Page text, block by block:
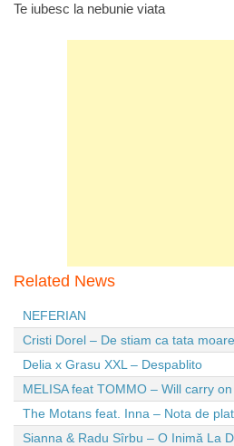
Te iubesc la nebunie viata
Related News
NEFERIAN
Cristi Dorel – De stiam ca tata moare
Delia x Grasu XXL – Despablito
MELISA feat TOMMO – Will carry
The Motans feat. Inna – Nota de
Sianna & Radu Sîrbu – O Inimă La